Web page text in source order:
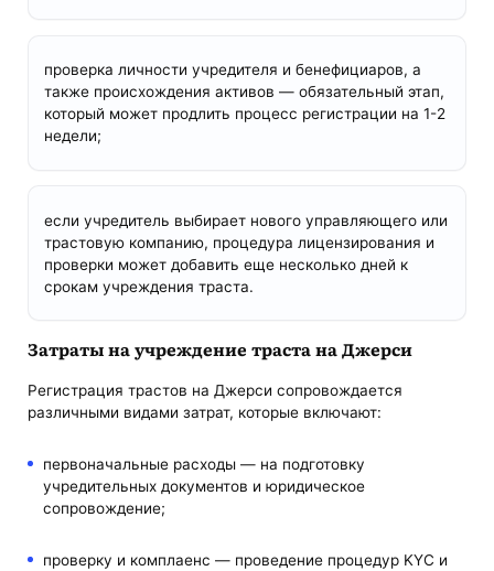
проверка личности учредителя и бенефициаров, а
также происхождения активов — обязательный этап,
который может продлить процесс регистрации на 1-2
недели;
если учредитель выбирает нового управляющего или
трастовую компанию, процедура лицензирования и
проверки может добавить еще несколько дней к
срокам учреждения траста.
Затраты на учреждение траста на Джерси
Регистрация трастов на Джерси сопровождается
различными видами затрат, которые включают:
первоначальные расходы — на подготовку
учредительных документов и юридическое
сопровождение;
проверку и комплаенс — проведение процедур KYC и